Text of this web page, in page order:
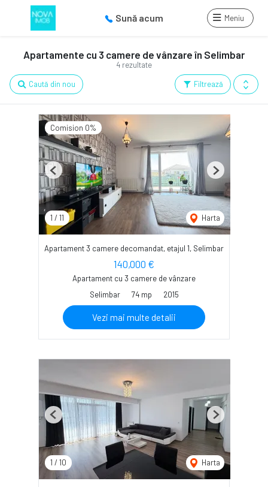
Sună acum Meniu
4 rezultate
Apartamente cu 3 camere de vânzare în Selimbar
Filtrează
Caută din nou
Comision 0%
1 / 11 Harta
Previous Next
Apartament 3 camere decomandat, etajul 1, Selimbar
140,000 €
Apartament cu 3 camere de vânzare
Selimbar
74 mp 2015
Vezi mai multe detalii
1 / 10 Harta
Previous Next